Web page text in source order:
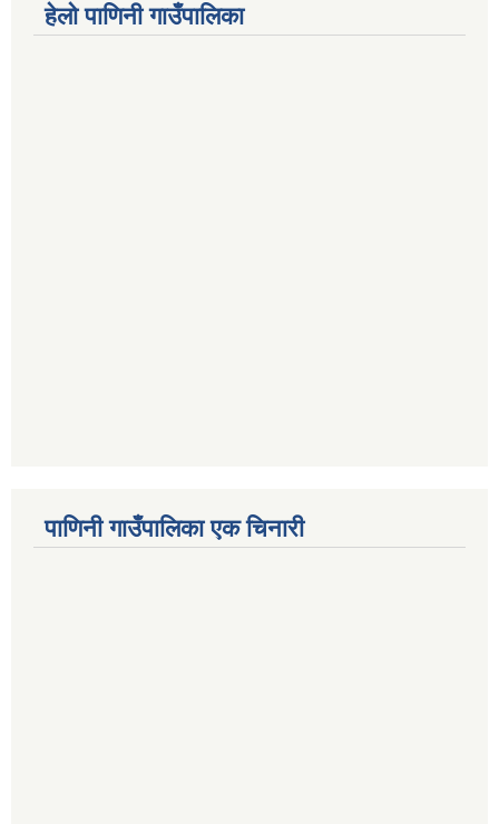
हेलो पाणिनी गाउँपालिका
पाणिनी गाउँपालिका एक चिनारी